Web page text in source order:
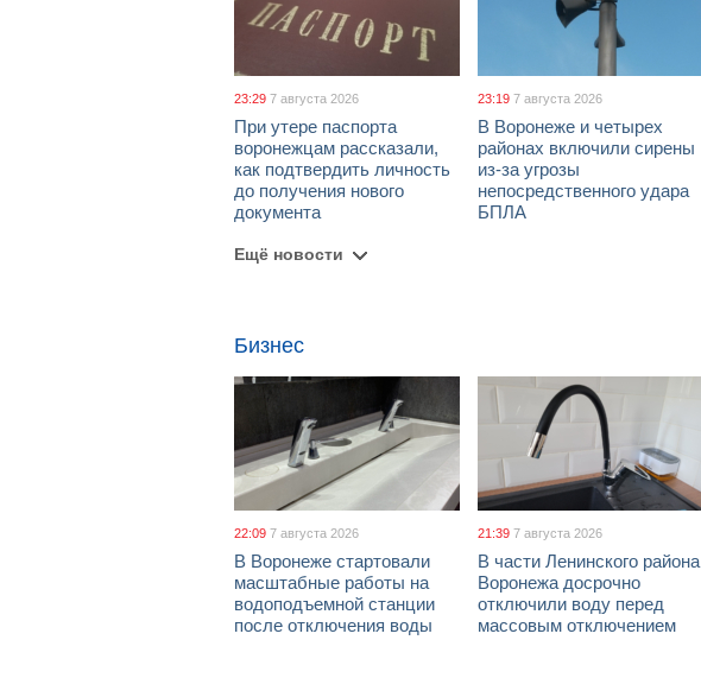
23:29 7 августа 2026
При утере паспорта
воронежцам рассказали,
как подтвердить личность
до получения нового
документа
23:19 7 августа 2026
В Воронеже и четырех
районах включили сирены
из-за угрозы
непосредственного удара
БПЛА
Ещё новости
Бизнес
22:09 7 августа 2026
В Воронеже стартовали
масштабные работы на
водоподъемной станции
после отключения воды
21:39 7 августа 2026
В части Ленинского района
Воронежа досрочно
отключили воду перед
массовым отключением